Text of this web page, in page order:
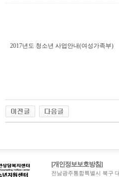
2017년도 청소년 사업안내(여성가족부)
[개인정보보호방침]
전남광주통합특별시 북구